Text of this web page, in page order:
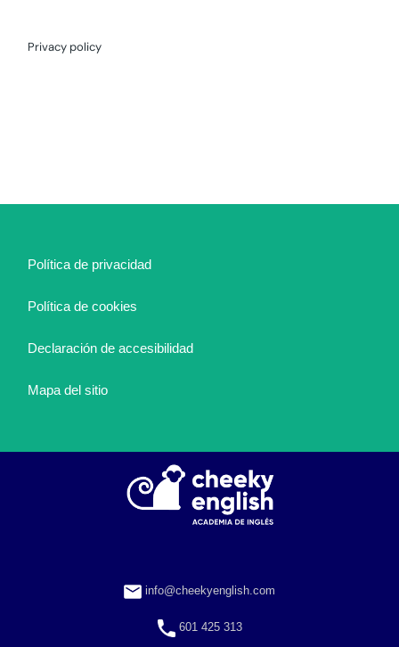
Privacy policy
Política de privacidad
Política de cookies
Declaración de accesibilidad
Mapa del sitio
info@cheekyenglish.com
601 425 313